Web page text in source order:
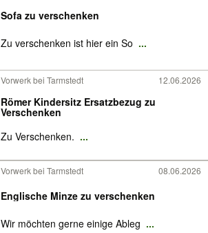
Sofa zu verschenken
Zu verschenken ist hier ein So ...
Vorwerk bei Tarmstedt 12.06.2026
Römer Kindersitz Ersatzbezug zu
Verschenken
Zu Verschenken. ...
Vorwerk bei Tarmstedt 08.06.2026
Englische Minze zu verschenken
Wir möchten gerne einige Ableg ...